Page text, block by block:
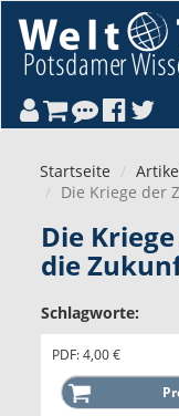
Startseite
Die Kriege der
Die
die
Schlagworte:
PDF: 4,00 €